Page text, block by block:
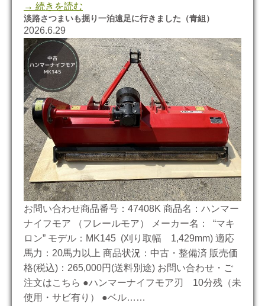
→ 続きを読む
淡路さつまいも掘り一泊遠足に行きました（青組）
2026.6.29
お問い合わせ商品番号：47408K 商品名：ハンマー
ナイフモア （フレールモア） メーカー名： “マキ
ロン” モデル：MK145 (刈り取幅 1,429mm) 適応
馬力：20馬力以上 商品状況：中古・整備済 販売価
格(税込)：265,000円(送料別途) お問い合わせ・ご
注文はこちら ●ハンマーナイフモア刃 10分残（未
使用・サビ有り） ●ベル……